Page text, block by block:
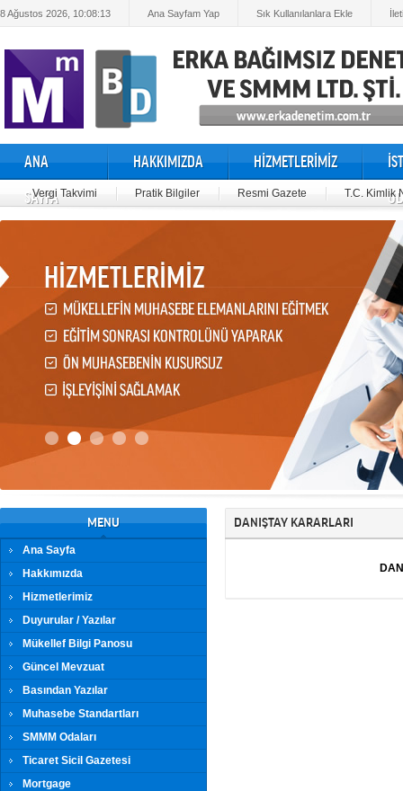
8 Ağustos 2026, 10:08:13 Ana Sayfam Yap Sık Kullanılanlara Ekle
ANA
SAYFA
HAKKIMIZDA HİZMETLERİMİZ
Vergi Takvimi Pratik Bilgiler Resmi Gazete T.C. Kimlik
MENU
Ana Sayfa
Hakkımızda
Hizmetlerimiz
Duyurular / Yazılar
Mükellef Bilgi Panosu
Güncel Mevzuat
Basından Yazılar
Muhasebe Standartları
SMMM Odaları
Ticaret Sicil Gazetesi
Mortgage
DANIŞTAY KARARLARI